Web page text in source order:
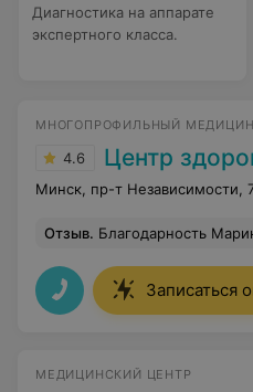
Диагностика на аппарате
экспертного класса.
МНОГОПРОФИЛЬНЫЙ
4.6 Центр
Минск, пр-т Независимости,
Отзыв. Благодарность Марине
Записаться
МЕДИЦИНСКИЙ ЦЕНТР